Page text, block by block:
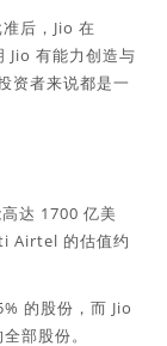
后，Jio 在
Jio 有能力创造与
资者来说都是一
达 1700 亿美
Airtel 的估值约
的股份，而 Jio
部股份。